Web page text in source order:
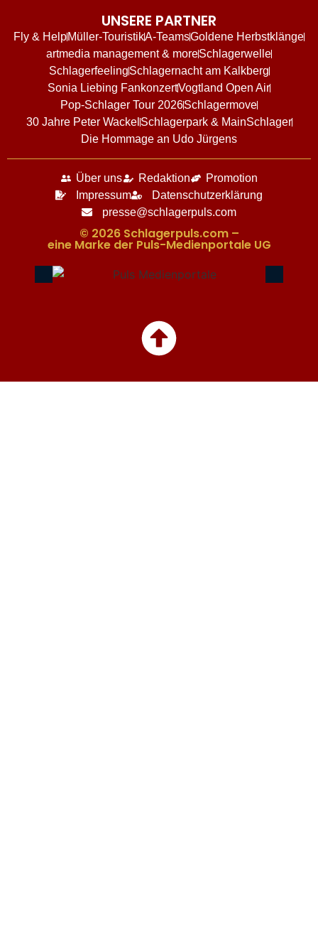
UNSERE PARTNER
Fly & HelpMüller-TouristikA-TeamsGoldene Herbstklänge
artmedia management & moreSchlagerwelle
SchlagerfeelingSchlagernacht am Kalkberg
Sonia Liebing FankonzertVogtland Open Air
Pop-Schlager Tour 2026Schlagermove
30 Jahre Peter Wackel Schlagerpark & MainSchlager
Die Hommage an Udo Jürgens
Über uns Redaktion
Promotion
Impressum
Datenschutzerklärung
presse@schlagerpuls.com
© 2026 Schlagerpuls.com –
eine Marke der Puls-Medienportale UG​